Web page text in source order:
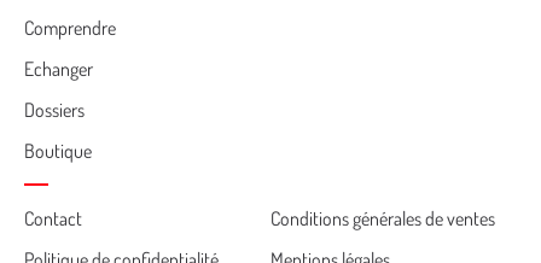
Comprendre
Echanger
Dossiers
Boutique
Cemea
Contact
Conditions générales de ventes